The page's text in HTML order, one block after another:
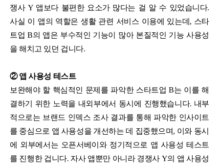
쟁사 Y 앱보다 불편한 요소가 많다는 걸 알 수 있었습니다.
사실 이 앱의 역할은 생활 관련 서비스 이용에 있는데, 스타
트업 B의 앱은 부수적인 기능이 많아 본질적인 기능 사용성
을 해치고 있던 겁니다.
② 앱 사용성 테스트
보완해야 할 핵심적인 문제를 파악한 스타트업 B는 이를 해
결하기 위한 노력을 내외부에서 동시에 진행했습니다. 내부
적으로는 브랜드 인덱스 조사 결과를 통해 파악한 인사이트
를 중심으로 앱 사용성을 개선하는 데 집중했으며, 이와 동시
에 외부에서는 오픈서베이와 정기적으로 앱 사용성 테스트
를 진행한 겁니다. 자사 앱뿐만 아니라 경쟁사 Y의 앱 사용성